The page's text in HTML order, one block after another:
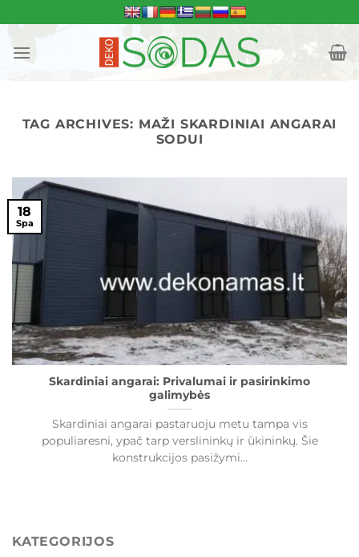
to
content
TAG ARCHIVES: MAŽI SKARDINIAI ANGARAI
SODUI
Skardiniai angarai: Privalumai ir pasirinkimo
galimybės
Skardiniai angarai pastaruoju metu tampa vis
populiaresni, ypač tarp verslininkų ir ūkininkų. Šie
konstrukcijos pasižymi...
18
Spa
KATEGORIJOS